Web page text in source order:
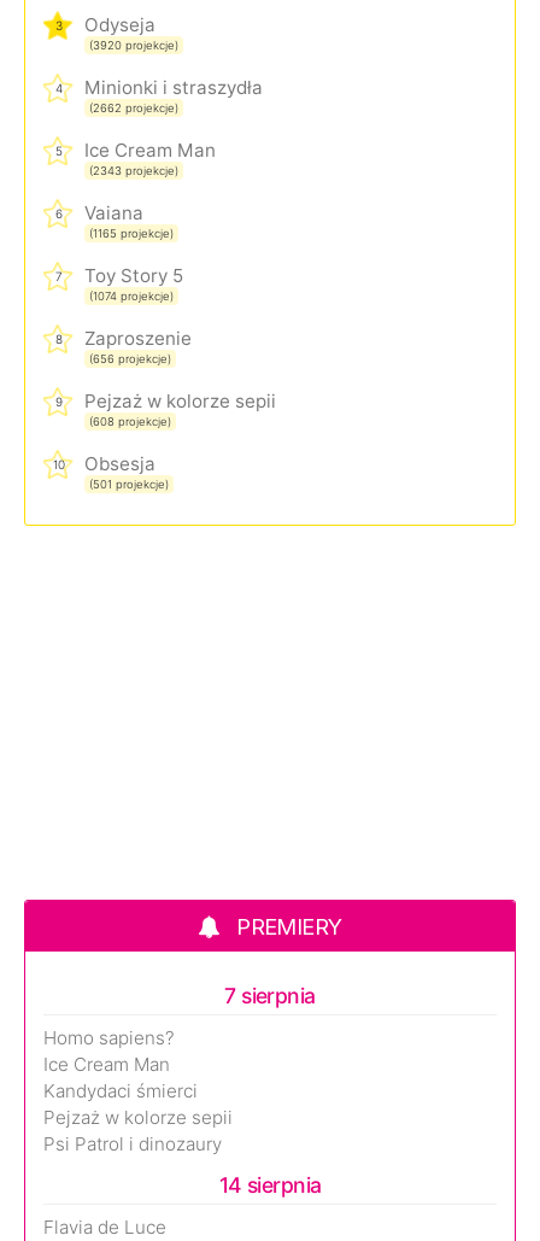
3 Odyseja
(3920 projekcje)
4 Minionki i straszydła
(2662 projekcje)
5 Ice Cream Man
(2343 projekcje)
6 Vaiana
(1165 projekcje)
7 Toy Story 5
(1074 projekcje)
8 Zaproszenie
(656 projekcje)
9 Pejzaż w kolorze sepii
(608 projekcje)
10 Obsesja
(501 projekcje)
PREMIERY
7 sierpnia
Homo sapiens?
Ice Cream Man
Kandydaci śmierci
Pejzaż w kolorze sepii
Psi Patrol i dinozaury
14 sierpnia
Flavia de Luce